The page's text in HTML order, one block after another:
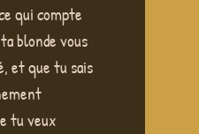
qui compte
blonde vous
et que tu sais
tu veux